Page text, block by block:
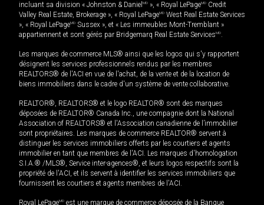
incluant sa division « Johnston & Daniel MD », « Royal LePageMD Credit
Valley Real Estate, Brokerage », « Royal LePageMD West Real Estate Services
», « Royal LePageMD Sussex », et « Les immeubles Mont-Tremblant »
appartiennent et sont gérés par Bridgemarq Real Estate ServicesMD.
Les marques de commerce MLS® ainsi que les logos qui s'y rapportent
désignent les services professionnels rendus par les membres
REALTORS® de l'ACI en vue de l'achat, de la vente et de la location de
biens immobiliers dans le cadre d'un système de vente collaborative.
REALTOR®, REALTORS® et le logo REALTOR® sont des marques
déposées de REALTOR® Canada Inc., une compagnie dont la National
Association of REALTORS® et l'Association canadienne de l’immobilier
sont propriétaires. Les marques de commerce REALTOR® servent à
distinguer les services immobiliers offerts par les courtiers et agents
immobilier en tant que membres de l'ACI. Les marques d'homologation
S.I.A.® /MLS®, Service inter-agences®, et leurs logos respectifs sont la
propriété de l'ACI, et ils servent à identifier les services immobiliers que
fournissent les courtiers et agents membres de l'ACI.
Royal LePageMD est une marque de commerce déposée de la Banque